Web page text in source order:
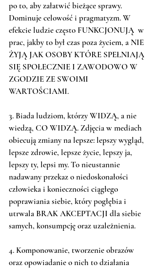
po to, aby załatwić bieżące sprawy.
Dominuje celowość i pragmatyzm. W
efekcie ludzie często FUNKCJONUJĄ  w
prac, jakby to był czas poza życiem, a NIE
ŻYJĄ JAK OSOBY KTÓRE SPEŁNIAJĄ
SIĘ SPOŁECZNIE I ZAWODOWO W
ZGODZIE ZE SWOIMI
WARTOŚCIAMI.
3. Biada ludziom, którzy WIDZĄ, a nie
wiedzą, CO WIDZĄ. Zdjęcia w mediach
obiecują zmiany na lepsze: lepszy wygląd,
lepsze zdrowie, lepsze życie, lepszy ja,
lepszy ty, lepsi my. To nieustannie
nadawany przekaz o niedoskonałości
człowieka i konieczności ciągłego
poprawiania siebie, który pogłębia i
utrwala BRAK AKCEPTACJI dla siebie
samych, konsumpcję oraz uzależnienia.
4. Komponowanie, tworzenie obrazów
oraz opowiadanie o nich to działania